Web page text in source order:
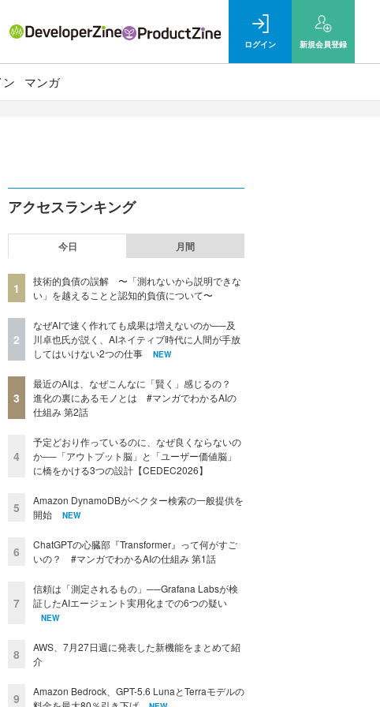
ログイン 新規会員登録
マンガ
アクセスランキング
今日 月間
1
技術的負債の誤解 〜「測れないから説明できな
い」を越えることと認知的負債について〜
2
なぜAIで速く作れても成果は増えないのか──及
川卓也氏が説く、AIネイティブ時代に人間が手放
してはいけない2つの仕事
NEW
3
最近のAIは、なぜこんなに「賢く」感じるの？
進化の裏にあるモノとは #マンガでわかるAIの
仕組み 第2話
4
予定どおり作っているのに、なぜ良くならないの
か──「アウトプット脳」と「ユーザー価値脳」
に橋をかける3つの設計【CEDEC2026】
5
Amazon DynamoDBがベクター検索の一般提供を
開始
NEW
6
ChatGPTの心臓部『Transformer』って何がすご
いの？ #マンガでわかるAIの仕組み 第1話
7
信頼は「測定されるもの」──Grafana Labsが検
証したAIエージェント実用化までの6つの疑い
NEW
8
AWS、7月27日週に発表した新機能をまとめて紹
介
9
Amazon Bedrock、GPT-5.6 LunaとTerraモデルの